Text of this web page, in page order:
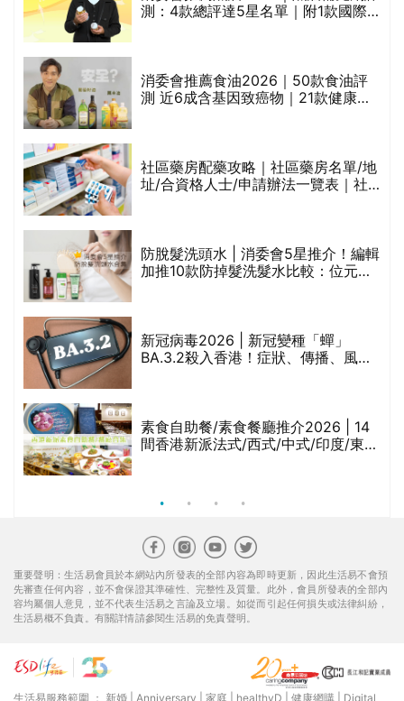
測：4款總評達5星名單｜附1款國際
消委會推薦食油2026｜50款食油評
測 近6成含基因致癌物｜21款健康煮
社區藥房配藥攻略｜社區藥房名單/地
址/合資格人士/申請辦法一覽表｜社
防脫髮洗頭水 | 消委會5星推介！編輯
加推10款防掉髮洗髮水比較：位元
新冠病毒2026 | 新冠變種「蟬」
BA.3.2殺入香港！症狀、傳播、風險
素食自助餐/素食餐廳推介2026 | 14
間香港新派法式/西式/中式/印度/東南
重要聲明：生活易會員於本網站內所發表的全部內容為即時更新，因此生活易不會預
先審查任何內容，並不會保證其準確性、完整性及質量。此外，會員所發表的全部內
容均屬個人意見，並不代表生活易之言論及立場。如從而引起任何損失或法律糾紛，
生活易概不負責。有關詳情請參閱生活易的免責聲明。
生活易服務範圍 ： 新婚 Anniversary 家庭 healthyD 健康網購 Digital